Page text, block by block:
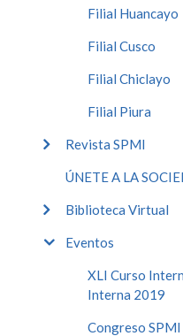
Filial Huancayo
Filial Cusco
Filial Chiclayo
Filial Piura
Revista SPMI
ÚNETE A LA
Biblioteca Virtual
Eventos
XLI Curso
Interna 2019
Congreso